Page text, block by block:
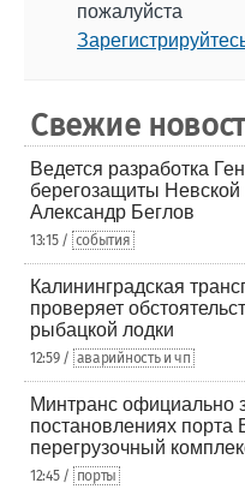
Свежие
Ведется разработка
берегозащиты
Александр Беглов
13:15 / события
Калининградская
проверяет
рыбацкой лодки
12:59 / аварийность и чп
Минтранс официально
постановлениях
перегрузочный
12:45 / порты